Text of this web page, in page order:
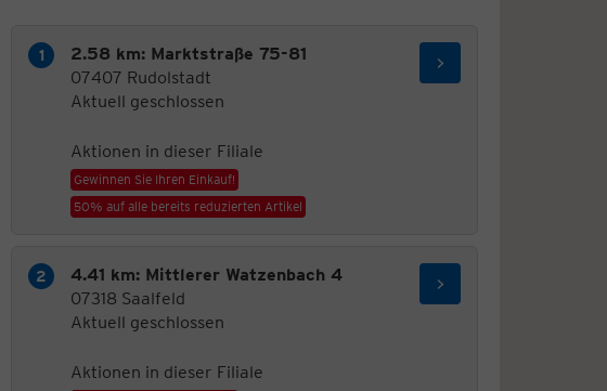
2.58 km: Marktstraße 75-81
07407 Rudolstadt
Aktuell geschlossen
Aktionen in dieser Filiale
Gewinnen Sie Ihren Einkauf!
50% auf alle bereits reduzierten Artikel
4.41 km: Mittlerer Watzenbach 4
07318 Saalfeld
Aktuell geschlossen
Aktionen in dieser Filiale